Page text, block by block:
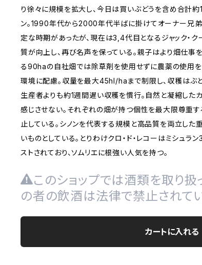
り徐々に規模を拡大し、今日は買いぶどうを含め合計
ン。1990年代から2000年代半ばに掛けてオーナー兄
定な時期があったが、現在は3,4代目となるジャック・
質が向上し、再び名声を保っている。親子はより畑仕事
る90haの自社畑では除草剤を使用せずに農薬の使用を
環境に配慮。収量を最大45hl/haまで制限し、収穫はぶ
生産者よりも約1週間遅い収穫を慣行。自然と凝縮した
感じさせない。それぞれの畑が持つ個性を最大限尊重
止している。シノンを代表する規模と高品質を両立し
いものとしている。とりわけクロ・ド・レコーはミシュラ
ストされており、ソムリエに根強い人気を持つ。
このショップでは酒類を取り扱
の者の飲酒は法律で禁止されてい
カートに入れる